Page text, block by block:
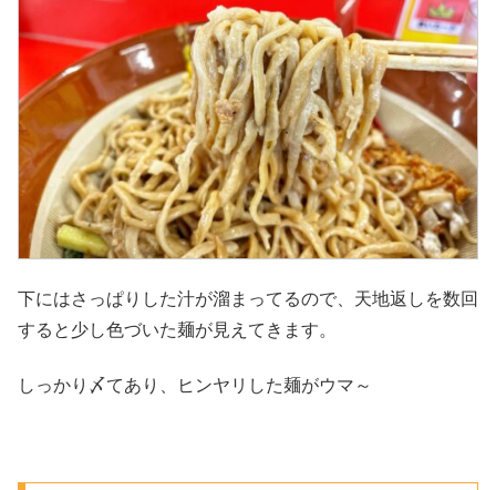
下にはさっぱりした汁が溜まってるので、天地返しを数回
すると少し色づいた麺が見えてきます。
しっかり〆てあり、ヒンヤリした麺がウマ～